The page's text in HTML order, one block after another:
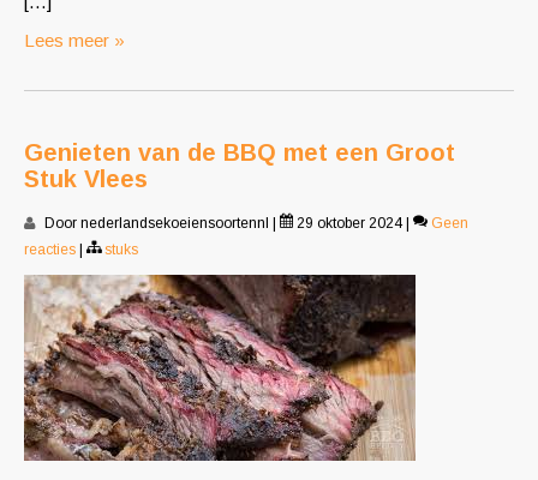
Lees meer »
Genieten van de BBQ met een Groot
Stuk Vlees
Door nederlandsekoeiensoortennl 29 oktober 2024
Geen
reacties
stuks